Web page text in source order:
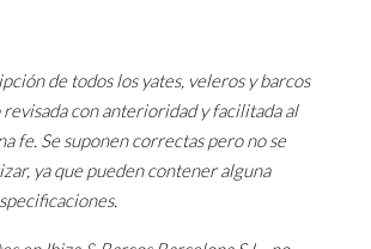
de todos los yates, veleros y barcos
revisada con anterioridad y facilitada al
fe. Se suponen correctas pero no se
ya que pueden contener alguna